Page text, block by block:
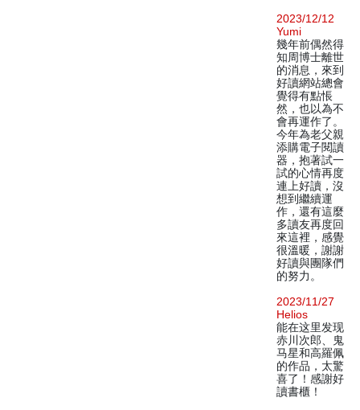
2023/12/12
Yumi
幾年前偶然得
知周博士離世
的消息，來到
好讀網站總會
覺得有點悵
然，也以為不
會再運作了。
今年為老父親
添購電子閱讀
器，抱著試一
試的心情再度
連上好讀，沒
想到繼續運
作，還有這麼
多讀友再度回
來這裡，感覺
很溫暖，謝謝
好讀與團隊們
的努力。
2023/11/27
Helios
能在这里发现
赤川次郎、鬼
马星和高羅佩
的作品，太驚
喜了！感謝好
讀書櫃！